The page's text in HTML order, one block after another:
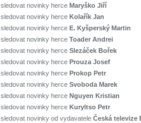
sledovat novinky herce Maryško Jiří
sledovat novinky herce Kolařík Jan
sledovat novinky herce E. Kyšperský Martin
sledovat novinky herce Toader Andrei
sledovat novinky herce Slezáček Bořek
sledovat novinky herce Prouza Josef
sledovat novinky herce Prokop Petr
sledovat novinky herce Svoboda Marek
sledovat novinky herce Nguyen Kristian
sledovat novinky herce Kuryltso Petr
sledovat novinky od vydavatele Česká televize